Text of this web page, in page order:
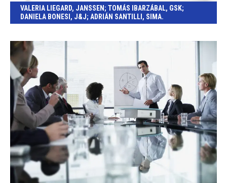
VALERIA LIEGARD, JANSSEN; TOMÁS IBARZÁBAL, GSK;
DANIELA BONESI, J&J; ADRIÁN SANTILLI, SIMA.